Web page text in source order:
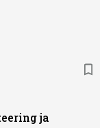
ja